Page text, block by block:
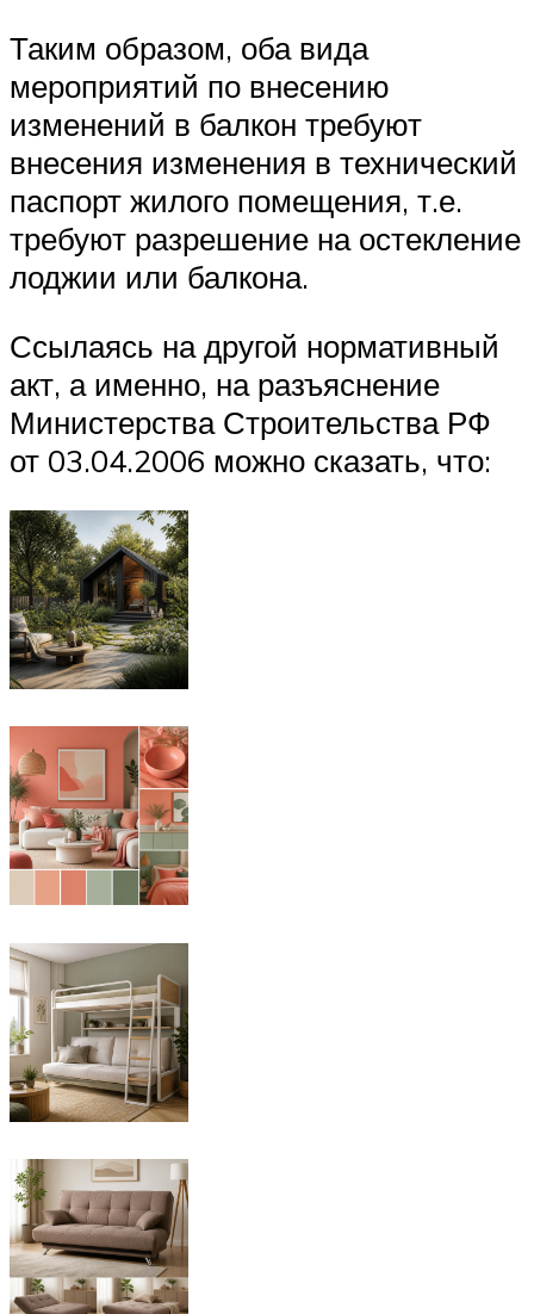
Таким образом, оба вида
мероприятий по внесению
изменений в балкон требуют
внесения изменения в технический
паспорт жилого помещения, т.е.
требуют разрешение на остекление
лоджии или балкона.
Ссылаясь на другой нормативный
акт, а именно, на разъяснение
Министерства Строительства РФ
от 03.04.2006 можно сказать, что: